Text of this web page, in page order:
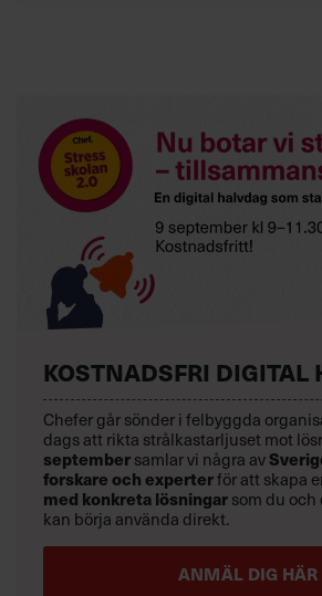
KOSTNADSFRI DIGITAL
Chefer går sönder i felbyggda
dags att rikta strålkastarljuset mot
september samlar vi några av
forskare och experterför att skapa
med konkreta lösningar som du
kan börja använda direkt.
ANMÄL DIG HÄR